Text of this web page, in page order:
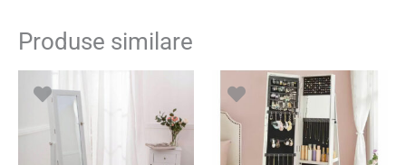
Produse similare
437.00 lei.
este:
371.45 lei.